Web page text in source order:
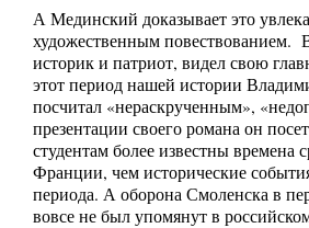
А Мединский доказывает это
художественным повествованием.
историк и патриот, видел свою
этот период нашей истории
посчитал «нераскрученным»,
презентации своего романа он
студентам более известны времена
Франции, чем исторические
периода. А оборона Смоленска в
вовсе не был упомянут в